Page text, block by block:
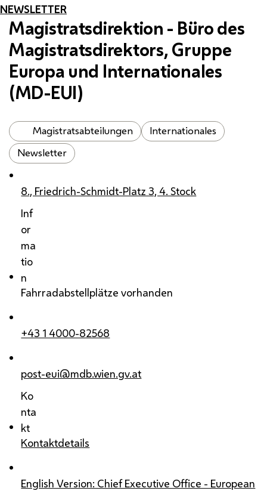
NEWSLETTER
Magistratsdirektion - Büro des
Magistratsdirektors, Gruppe
Europa und Internationales
(MD-EUI)
Magistratsabteilungen
Internationales
Newsletter
8., Friedrich-Schmidt-Platz 3, 4. Stock
Inf
or
ma
tio
n
Fahrradabstellplätze vorhanden
+43 1 4000-82568
post-eui@mdb.wien.gv.at
Ko
nta
kt
Kontaktdetails
English Version: Chief Executive Office - European